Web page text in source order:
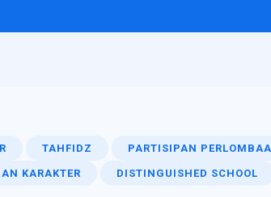
TAHFIDZ PARTISIPAN
KARAKTER DISTINGUISHED SCHOOL